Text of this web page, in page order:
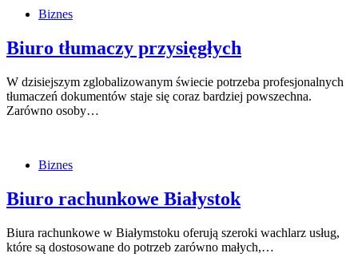
Biznes
Biuro tłumaczy przysięgłych
W dzisiejszym zglobalizowanym świecie potrzeba profesjonalnych
tłumaczeń dokumentów staje się coraz bardziej powszechna.
Zarówno osoby…
Biznes
Biuro rachunkowe Białystok
Biura rachunkowe w Białymstoku oferują szeroki wachlarz usług,
które są dostosowane do potrzeb zarówno małych,…